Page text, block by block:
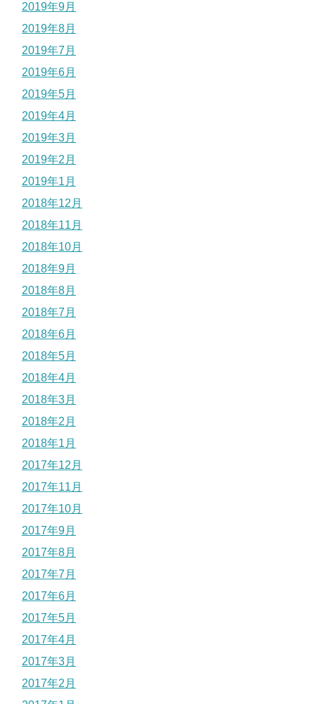
2019年9月
2019年8月
2019年7月
2019年6月
2019年5月
2019年4月
2019年3月
2019年2月
2019年1月
2018年12月
2018年11月
2018年10月
2018年9月
2018年8月
2018年7月
2018年6月
2018年5月
2018年4月
2018年3月
2018年2月
2018年1月
2017年12月
2017年11月
2017年10月
2017年9月
2017年8月
2017年7月
2017年6月
2017年5月
2017年4月
2017年3月
2017年2月